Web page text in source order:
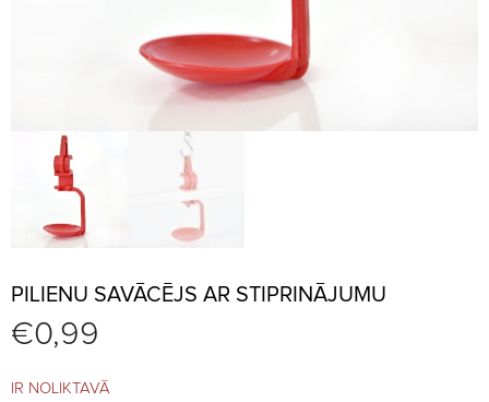
PILIENU SAVĀCĒJS AR STIPRINĀJUMU
€0,99
IR NOLIKTAVĀ